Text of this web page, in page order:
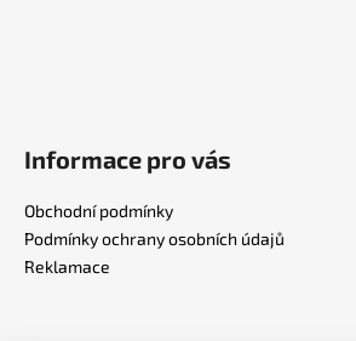
Informace pro vás
Obchodní podmínky
Podmínky ochrany osobních údajů
Reklamace